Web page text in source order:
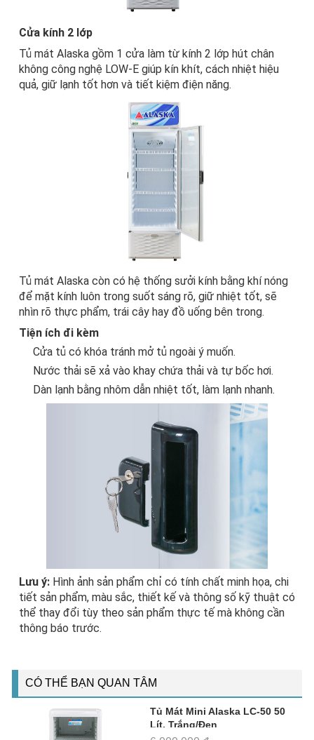
Cửa kính 2 lớp
Tủ mát Alaska gồm 1 cửa làm từ kính 2 lớp hút chân
không công nghệ LOW-E giúp kín khít, cách nhiệt hiệu
quả, giữ lạnh tốt hơn và tiết kiệm điện năng.
Tủ mát Alaska còn có hệ thống sưởi kính bằng khí nóng
để mặt kính luôn trong suốt sáng rõ, giữ nhiệt tốt, sẽ
nhìn rõ thực phẩm, trái cây hay đồ uống bên trong.
Tiện ích đi kèm
Cửa tủ có khóa tránh mở tủ ngoài ý muốn.
Nước thải sẽ xả vào khay chứa thải và tự bốc hơi.
Dàn lạnh bằng nhôm dẫn nhiệt tốt, làm lạnh nhanh.
Lưu ý: Hình ảnh sản phẩm chỉ có tính chất minh họa, chi
tiết sản phẩm, màu sắc, thiết kế và thông số kỹ thuật có
thể thay đổi tùy theo sản phẩm thực tế mà không cần
thông báo trước.
CÓ THỂ BẠN QUAN TÂM
Tủ Mát Mini Alaska LC-50 50
Lít, Trắng/Đen